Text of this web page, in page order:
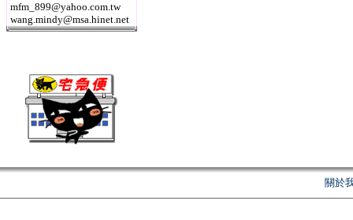
mfm_899@yahoo.com.tw
wang.mindy@msa.hinet.net
關於